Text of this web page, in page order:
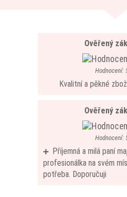
Ověřený
Hodnocení:
Kvalitní a pěkné
Ověřený
Hodnocení:
Příjemná a milá paní
profesionálka na svém
potřeba. Doporučuji